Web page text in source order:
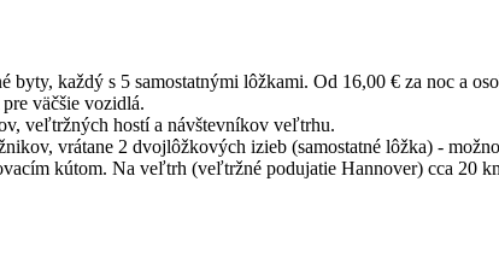
byty, každý s 5 samostatnými lôžkami. Od 16,00 € za noc a
väčšie vozidlá.
veľtržných hostí a návštevníkov veľtrhu.
vrátane 2 dvojlôžkových izieb (samostatné lôžka) -
kútom. Na veľtrh (veľtržné podujatie Hannover) cca 20